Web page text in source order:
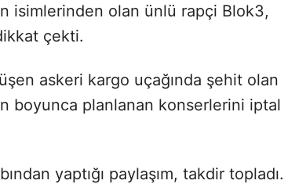
isimlerinden olan ünlü rapçi Blok3,
çekti.
askeri kargo uçağında şehit olan
boyunca planlanan konserlerini iptal
yaptığı paylaşım, takdir topladı.